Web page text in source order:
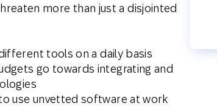
Email Web
Mobile Wallet
Mensajería
conversacional
more than just a disjointed
tools on a daily basis
go towards integrating and
use unvetted software at work